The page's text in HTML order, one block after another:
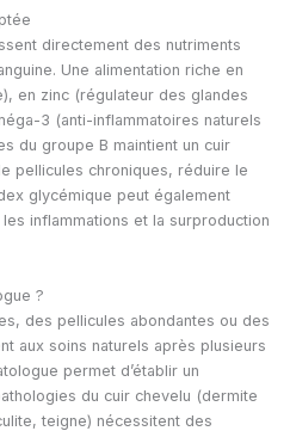
directement des nutriments
Une alimentation riche en
en zinc (régulateur des glandes
3 (anti-inflammatoires naturels
du groupe B maintient un cuir
pellicules chroniques, réduire le
glycémique peut également
inflammations et la surproduction
?
des pellicules abondantes ou des
aux soins naturels après plusieurs
permet d’établir un
du cuir chevelu (dermite
teigne) nécessitent des